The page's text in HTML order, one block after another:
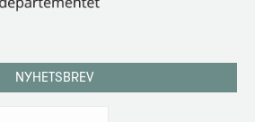
NYHETSBREV